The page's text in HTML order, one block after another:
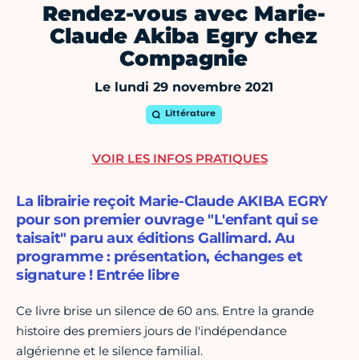
Rendez-vous avec Marie-
Claude Akiba Egry chez
Compagnie
Le lundi 29 novembre 2021
Littérature
La librairie reçoit Marie-Claude AKIBA EGRY
pour son premier ouvrage "L'enfant qui se
taisait" paru aux éditions Gallimard. Au
programme : présentation, échanges et
signature ! Entrée libre
Ce livre brise un silence de 60 ans. Entre la grande
histoire des premiers jours de l'indépendance
algérienne et le silence familial.
VOIR LES INFOS PRATIQUES